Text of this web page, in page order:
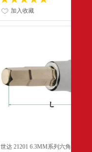
加入收藏
世达 21201 6.3MM系列六角旋具套